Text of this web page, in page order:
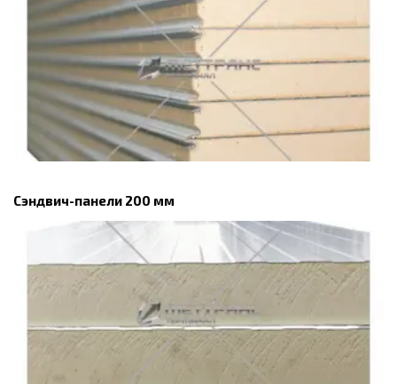
Сэндвич-панели 200 мм